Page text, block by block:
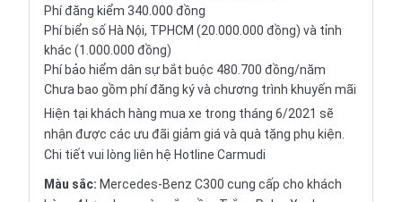
Phí đăng kiểm 340.000 đồng
Phí biển số Hà Nội, TPHCM (20.000.000 đồng) và tỉnh
khác (1.000.000 đồng)
Phí bảo hiểm dân sự bắt buộc 480.700 đồng/năm
Chưa bao gồm phí đăng ký và chương trình khuyến mãi
Hiện tại khách hàng mua xe trong tháng 6/2021 sẽ
nhận được các ưu đãi giảm giá và quà tặng phụ kiện.
Chi tiết vui lòng liên hệ Hotline Carmudi
Màu sắc: Mercedes-Benz C300 cung cấp cho khách